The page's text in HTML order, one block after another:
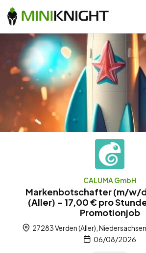
CALUMA GmbH
Markenbotschafter (m/w/
(Aller) – 17,00 € pro
Promotionjob
27283 Verden (Aller),
06/08/2026